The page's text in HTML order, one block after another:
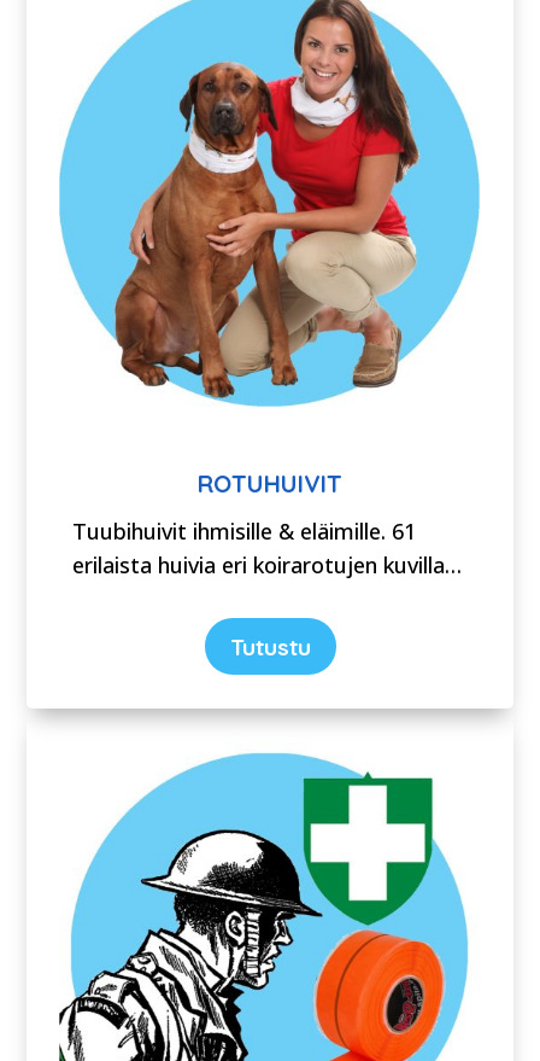
ROTUHUIVIT
Tuubihuivit ihmisille & eläimille. 61
erilaista huivia eri koirarotujen kuvilla…
Tutustu